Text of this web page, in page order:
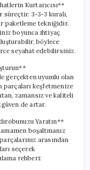
Kurtarıcısı**
süreçtir. 3-3-3 kuralı,
paketleme tekniğidir.
boyunca ihtiyaç
böylece
seyahat edebilirsiniz.
gerçekten uyumlu olan
keşfetmenize
zamansız ve kaliteli
de artar.
Yaratın**
boşaltmanız
arasından
seçerek
rehberi: